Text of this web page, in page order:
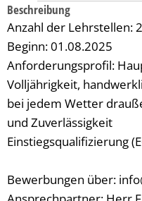
Beschreibung
Anzahl der Lehrstellen: 2
Beginn: 01.08.2025
Anforderungsprofil:
Volljährigkeit,
bei jedem Wetter
und Zuverlässigkeit
Einstiegsqualifizierung
Bewerbungen über: